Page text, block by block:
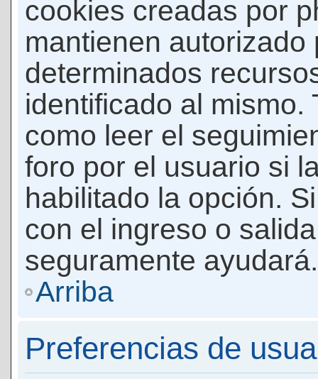
cookies creadas por
mantienen autorizado
determinados
identificado al mismo.
como leer el
foro por el usuario si
habilitado la opción.
con el ingreso o
seguramente ayudará.
Arriba
Preferencias de